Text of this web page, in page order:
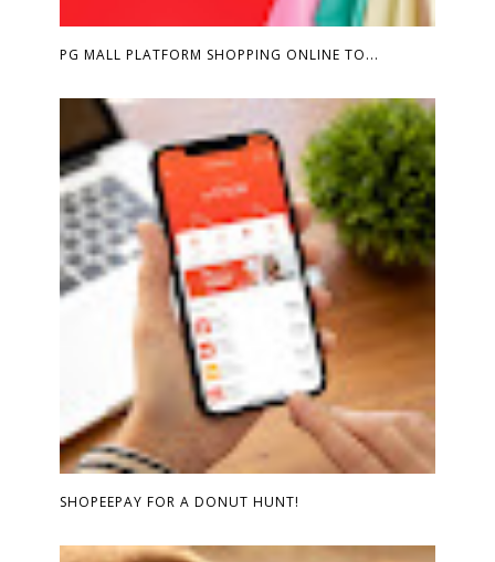
PG MALL PLATFORM SHOPPING ONLINE TO...
SHOPEEPAY FOR A DONUT HUNT!